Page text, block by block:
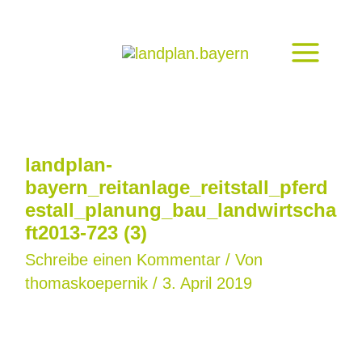
landplan-
bayern_reitanlage_reitstall_pferd
estall_planung_bau_landwirtscha
ft2013-723 (3)
Schreibe einen Kommentar / Von
thomaskoepernik / 3. April 2019